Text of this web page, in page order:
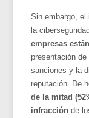
Sin embargo,
la
empresas
presentación
sanciones y la
reputación. De
de la mitad
infracción de